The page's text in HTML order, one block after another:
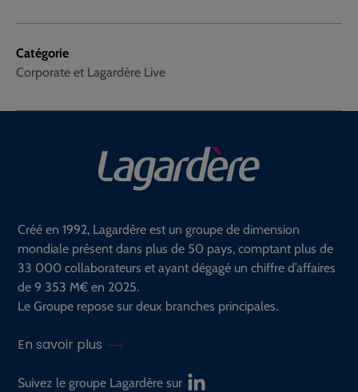
Catégorie
Corporate et Lagardère Live
Créé en 1992, Lagardère est un groupe de dimension
mondiale présent dans plus de 50 pays, comptant plus de
33 000 collaborateurs et ayant dégagé un chiffre d’affaires
de 9 353 M€ en 2025.
Le Groupe repose sur deux branches principales.
En savoir plus
Suivez le groupe Lagardère sur